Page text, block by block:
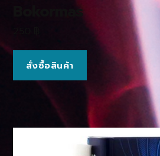
Bokormas
สั่งซื้อสินค้า